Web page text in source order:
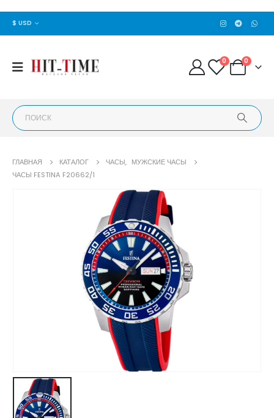
$ USD
0 0
ГЛАВНАЯ КАТАЛОГ ЧАСЫ, МУЖСКИЕ ЧАСЫ
ЧАСЫ FESTINA F20662/1